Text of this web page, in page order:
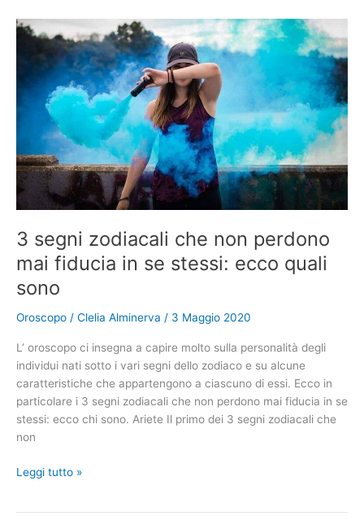
e
dopo
persone
hanno
dimostrato
grande
forza
di
volontà
3 segni zodiacali che non perdono
mai fiducia in se stessi: ecco quali
sono
Oroscopo / Clelia Alminerva / 3 Maggio 2020
L’ oroscopo ci insegna a capire molto sulla personalità degli
individui nati sotto i vari segni dello zodiaco e su alcune
caratteristiche che appartengono a ciascuno di essi. Ecco in
particolare i 3 segni zodiacali che non perdono mai fiducia in se
stessi: ecco chi sono. Ariete Il primo dei 3 segni zodiacali che
non
3Leggi tutto »